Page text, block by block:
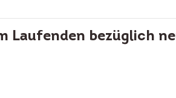
Laufenden bezüglich